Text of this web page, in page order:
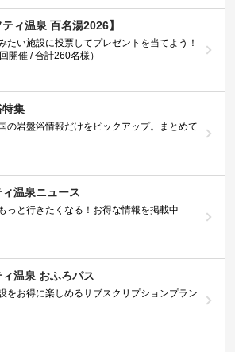
ティ温泉 百名湯2026】
たい施設に投票してプレゼントを当てよう！
開催 / 合計260名様）
特集
の岩盤浴情報だけをピックアップ。まとめて
ィ温泉ニュース
っと行きたくなる！お得な情報を掲載中
ィ温泉 おふろパス
をお得に楽しめるサブスクリプションプラン